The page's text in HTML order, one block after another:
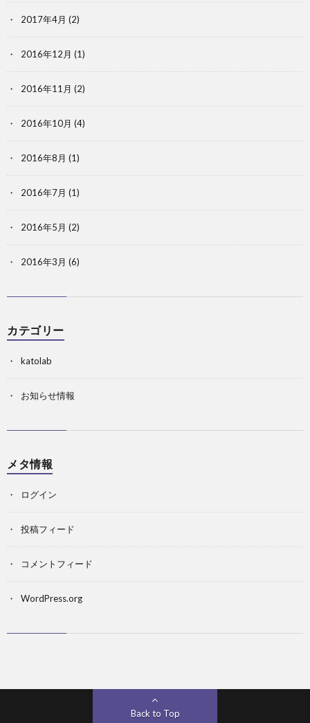
2017年4月 (2)
2016年12月 (1)
2016年11月 (2)
2016年10月 (4)
2016年8月 (1)
2016年7月 (1)
2016年5月 (2)
2016年3月 (6)
カテゴリー
katolab
お知らせ情報
メタ情報
ログイン
投稿フィード
コメントフィード
WordPress.org
Back to Top